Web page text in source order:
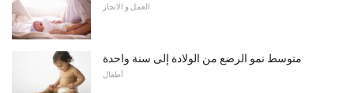
العمل و الانجاز
متوسط ​​نمو الرضع من الولادة إلى سنة واحدة
أطفال